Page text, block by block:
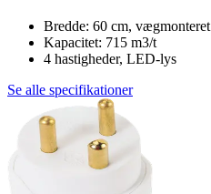
Bredde: 60 cm, vægmonteret
Kapacitet: 715 m3/t
4 hastigheder, LED-lys
Se alle specifikationer